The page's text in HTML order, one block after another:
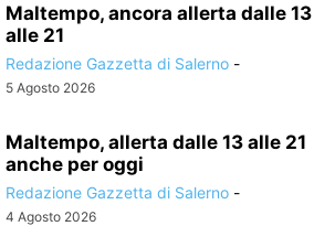
Maltempo, ancora allerta dalle 13
alle 21
Redazione Gazzetta di Salerno -
5 Agosto 2026
Maltempo, allerta dalle 13 alle 21
anche per oggi
Redazione Gazzetta di Salerno -
4 Agosto 2026